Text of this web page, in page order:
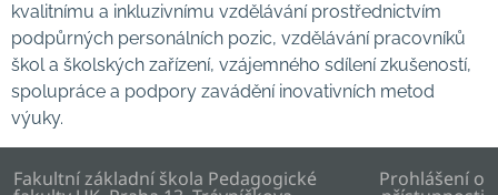
kvalitnímu a inkluzivnímu vzdělávání prostřednictvím
podpůrných personálních pozic, vzdělávání pracovníků
škol a školských zařízení, vzájemného sdílení zkušeností,
spolupráce a podpory zavádění inovativních metod
výuky.
Fakultní základní škola Pedagogické Prohlášení o